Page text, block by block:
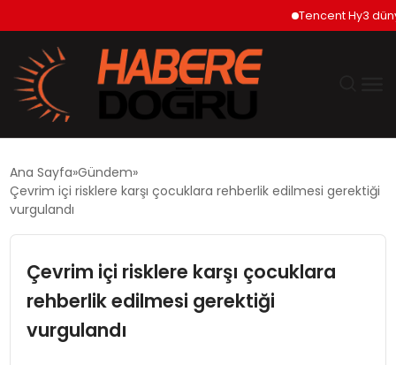
Tencent Hy3 dünya
EKONOMİ
DÜNYA
TEKNOLOJİ
Ana Sayfa Gündem
Çevrim içi risklere karşı çocuklara rehberlik edilmesi gerektiği
vurgulandı
Çevrim içi risklere karşı çocuklara
rehberlik edilmesi gerektiği
vurgulandı